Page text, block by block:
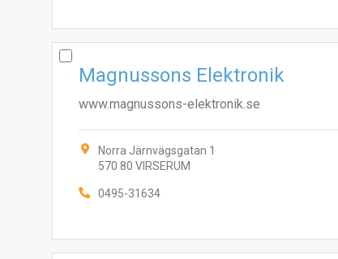
Magnussons Elektronik
www.magnussons-elektronik.se
Norra Järnvägsgatan 1
570 80 VIRSERUM
0495-31634